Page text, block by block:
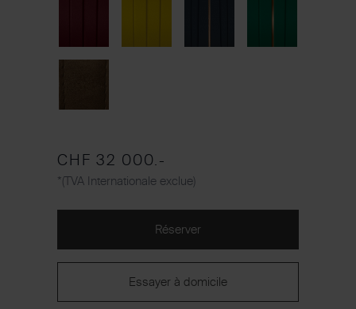
CHF 32 000.-
*(TVA Internationale exclue)
Réserver
Essayer à domicile